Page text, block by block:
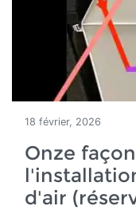
18 février, 2026
Onze
d'air